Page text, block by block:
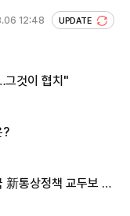
12:48 UPDATE
그것이 협치"
?
통상정책 교두보 활